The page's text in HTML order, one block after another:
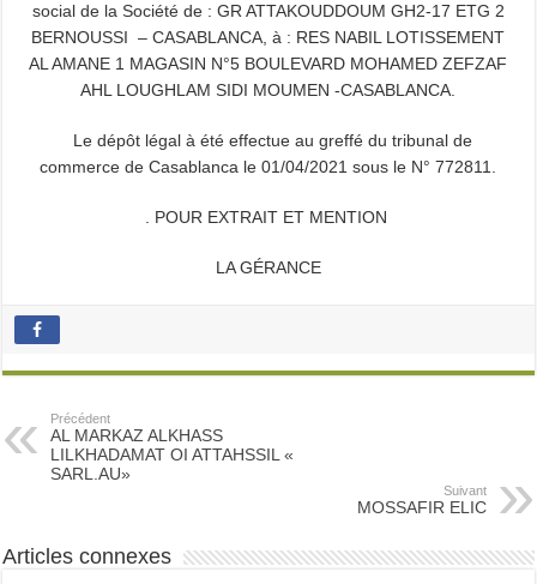
social de la Société de : GR ATTAKOUDDOUM GH2-17 ETG 2
BERNOUSSI – CASABLANCA, à : RES NABIL LOTISSEMENT
AL AMANE 1 MAGASIN N°5 BOULEVARD MOHAMED ZEFZAF
AHL LOUGHLAM SIDI MOUMEN -CASABLANCA.
Le dépôt légal à été effectue au greffé du tribunal de
commerce de Casablanca le 01/04/2021 sous le N° 772811.
. POUR EXTRAIT ET MENTION
LA GÉRANCE
Précédent
AL MARKAZ ALKHASS
LILKHADAMAT OI ATTAHSSIL «
SARL.AU»
Suivant
MOSSAFIR ELIC
Articles connexes